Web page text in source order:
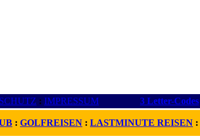
: IMPRESSUM 3 Letter-Codes
: GOLFREISEN : LASTMINUTE REISEN :